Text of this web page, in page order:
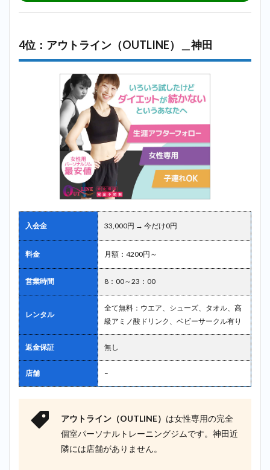
4位：アウトライン（OUTLINE）＿神田
入会金 33,000円 → 今だけ0円
料金 月額：4200円～
営業時間 8：00～23：00
レンタル
全て無料：ウエア、シューズ、タオル、高
級アミノ酸ドリンク、ベビーサークル有り
返金保証 無し
店舗 –
アウトライン（OUTLINE） は女性専用の完全
個室パーソナルトレーニングジムです。神田近
隣には店舗がありません。